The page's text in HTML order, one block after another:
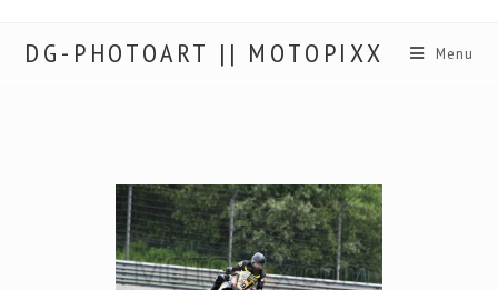
DG-PHOTOART || MOTOPIXX Menu